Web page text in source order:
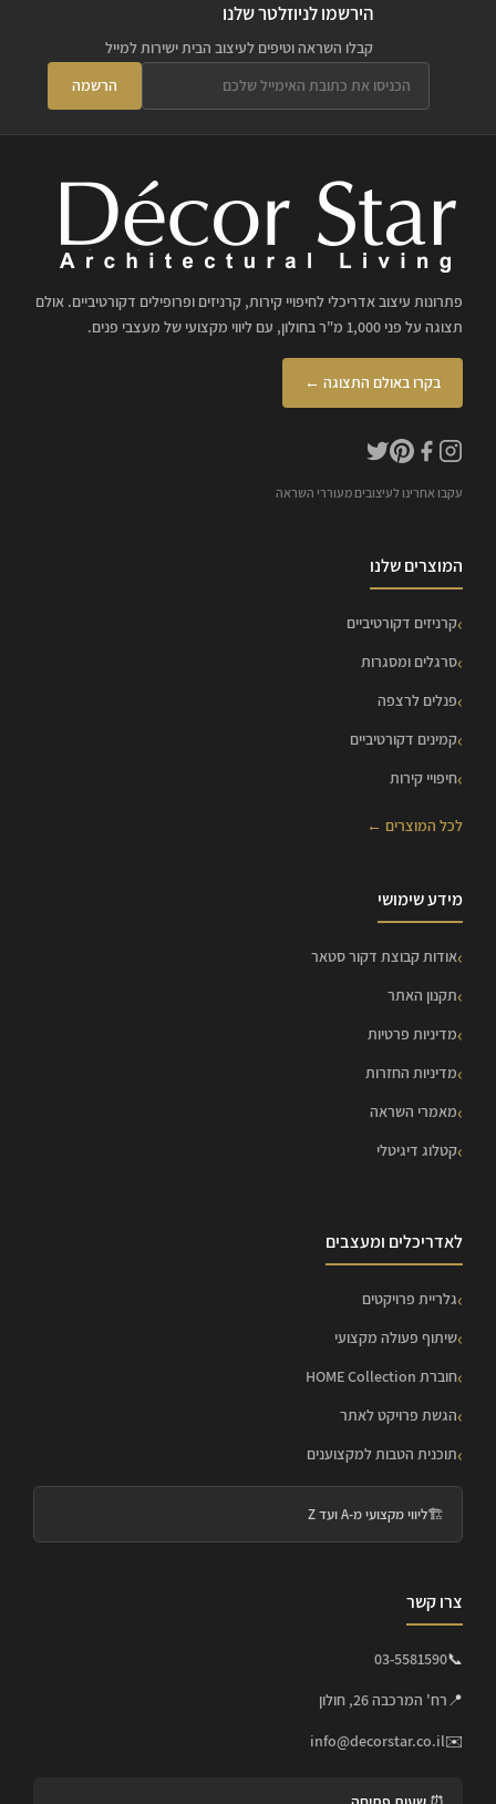
הירשמו לניוזלטר שלנו
קבלו השראה וטיפים לעיצוב הבית ישירות למייל
הרשמה
פתרונות עיצוב אדריכלי לחיפויי קירות, קרניזים ופרופילים דקורטיביים. אולם
תצוגה על פני 1,000 מ"ר בחולון, עם ליווי מקצועי של מעצבי פנים.
בקרו באולם התצוגה ←
עקבו אחרינו לעיצובים מעוררי השראה
המוצרים שלנו
קרניזים דקורטיביים
סרגלים ומסגרות
פנלים לרצפה
קמינים דקורטיביים
חיפויי קירות
לכל המוצרים ←
מידע שימושי
אודות קבוצת דקור סטאר
תקנון האתר
מדיניות פרטיות
מדיניות החזרות
מאמרי השראה
קטלוג דיגיטלי
לאדריכלים ומעצבים
גלריית פרויקטים
שיתוף פעולה מקצועי
חוברת HOME Collection
הגשת פרויקט לאתר
תוכנית הטבות למקצוענים
🏗️ליווי מקצועי מ-A ועד Z
צרו קשר
📞
03-5581590
📍רח' המרכבה 26, חולון
✉️
info@decorstar.co.il